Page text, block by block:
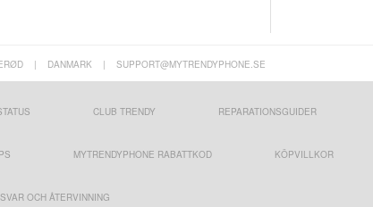
| DANMARK | SUPPORT@MYTRENDYPHONE.SE
CLUB TRENDY REPARATIONSGUIDER
MYTRENDYPHONE RABATTKOD KÖPVILLKOR
OCH ÅTERVINNING